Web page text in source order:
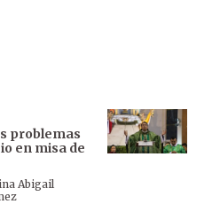
problemas
en misa de
Abigail